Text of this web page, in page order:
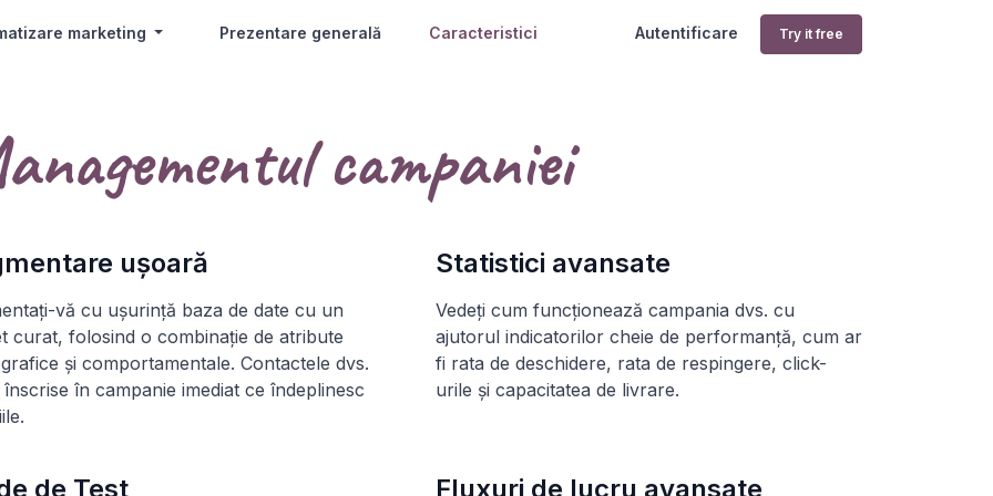
Autentificare Try it free
marketing Prezentare generală Caracteristici
campaniei
ușoară
vă cu ușurință baza de date cu un
curat, folosind o combinație de atribute
și comportamentale. Contactele dvs.
în campanie imediat ce îndeplinesc
Statistici avansate
Vedeți cum funcționează campania dvs. cu
ajutorul indicatorilor cheie de performanță, cum ar
fi rata de deschidere, rata de respingere, click-
urile și capacitatea de livrare.
de Test Fluxuri de lucru avansate